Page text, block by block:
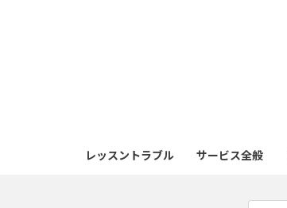
レッスントラブル サービス全般